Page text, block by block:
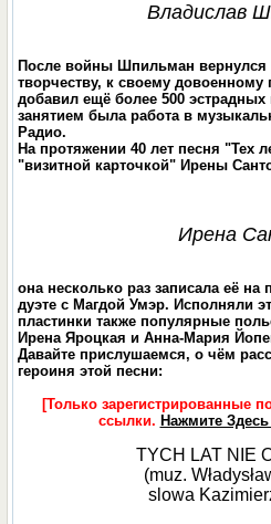
Владислав
После войны Шпильман вернулся
творчеству, к своему
добавил ещё более 500
занятием была работа в
Радио.
На протяжении 40 лет песня "Тех
"визитной карточкой" Ирены
Ирена
она неcколько раз записала её на
дуэте с Магдой Умэр. Исполняли
пластинки также популярные
Ирена Яроцкая и Анна-Мария
Давайте прислушаемся, о чём
героиня этой песни:
[Только зарегистрированные
ссылки. Нажмите
TYCH LAT NIE
(muz.
slowa